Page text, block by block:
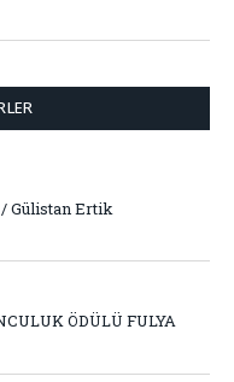
Gülistan Ertik
ÖDÜLÜ FULYA